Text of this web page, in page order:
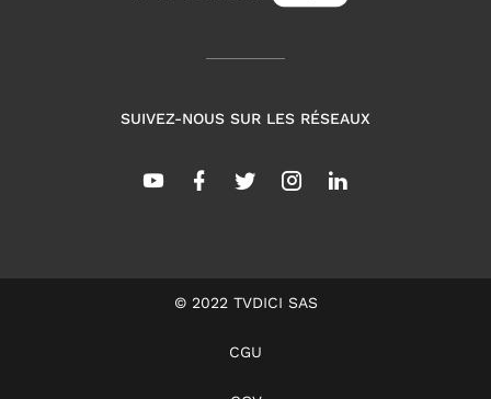
SUIVEZ-NOUS SUR LES RÉSEAUX
© 2022 TVDICI SAS
CGU